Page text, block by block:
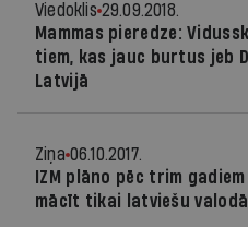
Viedoklis 29.09.2018.
Mammas pieredze:
tiem, kas jauc burtus jeb
Latvijā
Ziņa 06.10.2017.
IZM plāno pēc trim
mācīt tikai latviešu valodā